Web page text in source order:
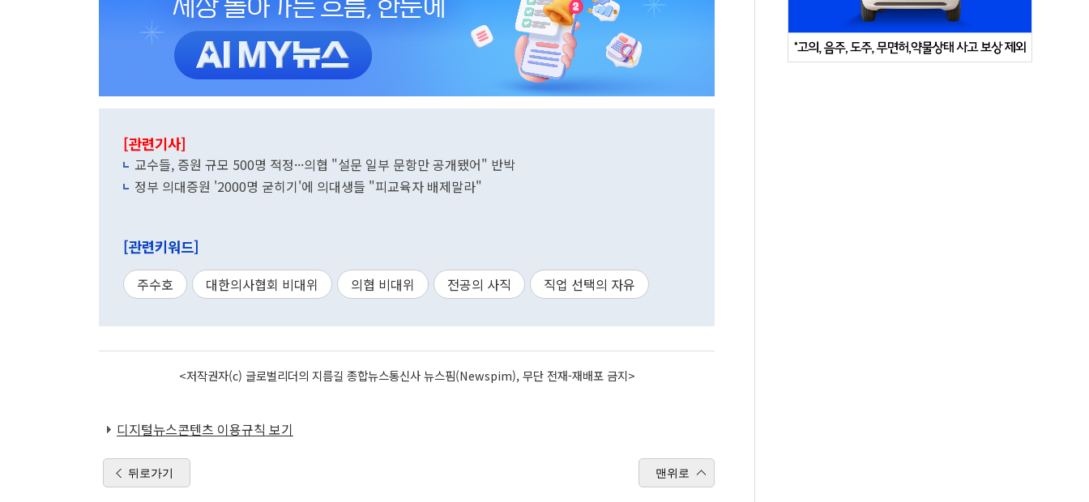
[관련기사]
교수들, 증원 규모 500명 적정···의협 "설문 일부 문항만 공개됐어" 반박
정부 의대증원 '2000명 굳히기'에 의대생들 "피교육자 배제말라"
[관련키워드]
주수호 대한의사협회 비대위 의협 비대위 전공의 사직 직업 선택의 자유
<저작권자(c) 글로벌리더의 지름길 종합뉴스통신사 뉴스핌(Newspim), 무단 전재-재배포 금지>
디지털뉴스콘텐츠 이용규칙 보기
뒤로가기 맨위로